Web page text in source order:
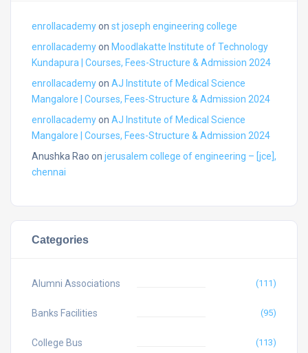
enrollacademyon st joseph engineering college
enrollacademyon Moodlakatte Institute of Technology
Kundapura | Courses, Fees-Structure & Admission 2024
enrollacademyon AJ Institute of Medical Science
Mangalore | Courses, Fees-Structure & Admission 2024
enrollacademyon AJ Institute of Medical Science
Mangalore | Courses, Fees-Structure & Admission 2024
Anushka Rao on jerusalem college of engineering – [jce],
chennai
Categories
Alumni Associations (111)
Banks Facilities (95)
College Bus (113)